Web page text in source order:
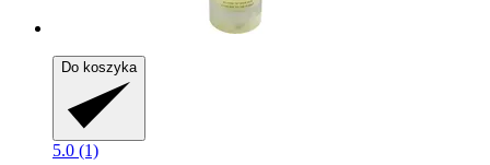
Do koszyka
5.0 (1)